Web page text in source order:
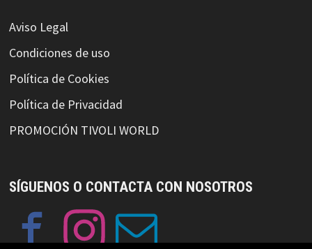
Aviso Legal
Condiciones de uso
Política de Cookies
Política de Privacidad
PROMOCIÓN TIVOLI WORLD
SÍGUENOS O CONTACTA CON NOSOTROS